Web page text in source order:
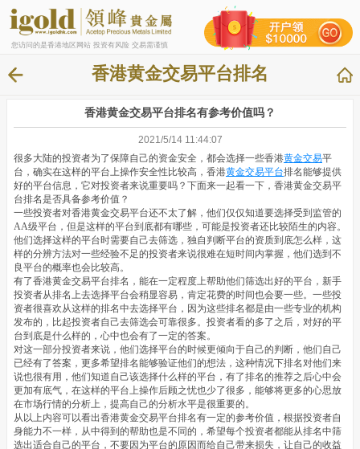
您访问的是香港地区网站 投资有风险 交易需谨慎
香港黄金交易平台排名
香港黄金交易平台排名有参考价值吗？
2021/5/14 11:44:07
很多大陆的投资者为了保障自己的资金安全，都会选择一些香港黄金交易平
台，确实在这样的平台上操作安全性比较高，香港黄金交易平台排名能够提供
好的平台信息，它对投资者来说重要吗？下面来一起看一下，香港黄金交易平
台排名是否具备参考价值？
一些投资者对香港黄金交易平台还不太了解，他们仅仅知道要选择受到监管的
AA级平台，但是这样的平台到底都有哪些，可能是投资者还比较陌生的内容。
他们选择这样的平台时需要自己去筛选，独自判断平台的资质到底怎么样，这
样的分辨方法对一些经验不足的投资者来说很难在短时间内掌握，他们选到不
良平台的概率也会比较高。
有了香港黄金交易平台排名，能在一定程度上帮助他们筛选出好的平台，新手
投资者从排名上去选择平台会稍显容易，肯定花费的时间也会要一些。一些投
资者很喜欢从这样的排名中去选择平台，因为这些排名都是由一些专业的机构
发布的，比起投资者自己去筛选会可靠很多。投资者看的多了之后，对好的平
台到底是什么样的，心中也会有了一定的答案。
对这一部分投资者来说，他们选择平台的时候更倾向于自己的判断，他们自己
已经有了答案，更多希望排名能够验证他们的想法，这种情况下排名对他们来
说也很有用，他们知道自己该选择什么样的平台，有了排名的推荐之后心中会
更加有底气，在这样的平台上操作后顾之忧也少了很多，能够将更多的心思放
在市场行情的分析上，提高自己的分析水平是很重要的。
从以上内容可以看出香港黄金交易平台排名有一定的参考价值，根据投资者自
身能力不一样，从中得到的帮助也是不同的，希望每个投资者都能从排名中筛
选出适合自己的平台，不要因为平台的原因而给自己带来损失，让自己的收益